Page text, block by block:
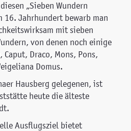
„Sieben Wundern
16. Jahrhundert bewarb man
mit sieben
von denen noch einige
Draco, Mons, Pons,
Domus.
Hausberg gelegenen, ist
heute die älteste
Ausflugsziel bietet